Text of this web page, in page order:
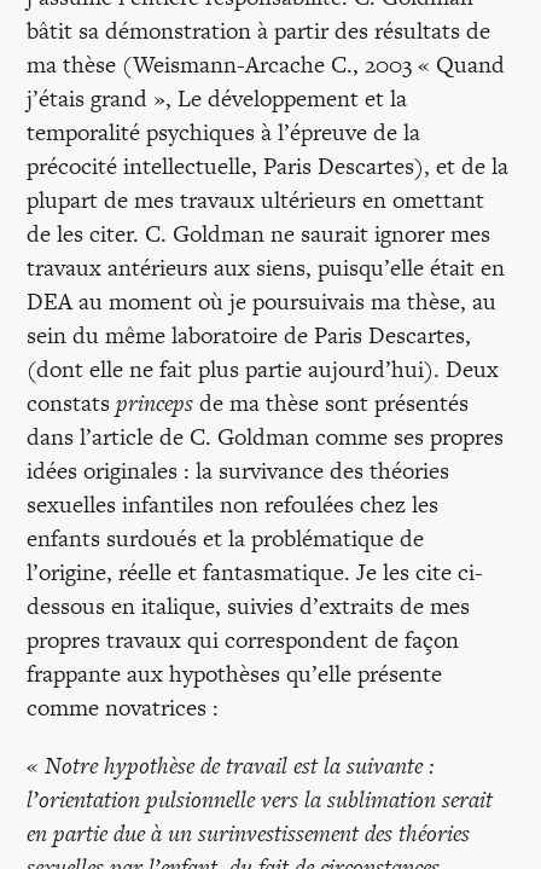
bâtit sa démonstration à partir des résultats de
ma thèse (Weismann-Arcache C., 2003 « Quand
j’étais grand », Le développement et la
temporalité psychiques à l’épreuve de la
précocité intellectuelle, Paris Descartes), et de la
plupart de mes travaux ultérieurs en omettant
de les citer. C. Goldman ne saurait ignorer mes
travaux antérieurs aux siens, puisqu’elle était en
DEA au moment où je poursuivais ma thèse, au
sein du même laboratoire de Paris Descartes,
(dont elle ne fait plus partie aujourd’hui). Deux
constatsprincepsde ma thèse sont présentés
dans l’article de C. Goldman comme ses propres
idées originales : la survivance des théories
sexuelles infantiles non refoulées chez les
enfants surdoués et la problématique de
l’origine, réelle et fantasmatique. Je les cite ci-
dessous en italique, suivies d’extraits de mes
propres travaux qui correspondent de façon
frappante aux hypothèses qu’elle présente
comme novatrices :
« Notre hypothèse de travail est la suivante :
l’orientation pulsionnelle vers la sublimation serait
en partie due à un surinvestissement des théories